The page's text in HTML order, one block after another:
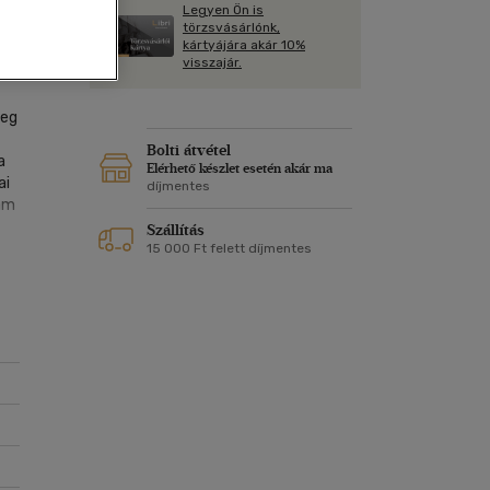
Kártya
Képeslap
Naptár
Legyen Ön is
törzsvásárlónk,
kártyájára akár 10%
visszajár.
Bolti átvétel
Elérhető készlet esetén akár ma
díjmentes
Szállítás
15 000 Ft felett díjmentes